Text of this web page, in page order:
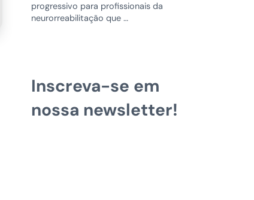
progressivo para profissionais da
neurorreabilitação que …
Inscreva-se em
nossa newsletter!